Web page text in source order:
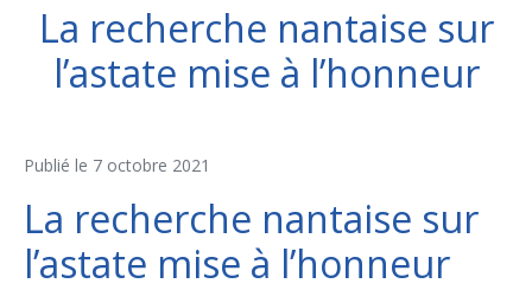
La recherche nantaise sur
l’astate mise à l’honneur
Publié le 7 octobre 2021
La recherche nantaise sur
l’astate mise à l’honneur